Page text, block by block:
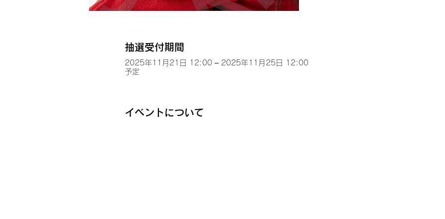
抽選受付期間
2025年11月21日 12:00 – 2025年11月25日 12:00
予定
イベントについて